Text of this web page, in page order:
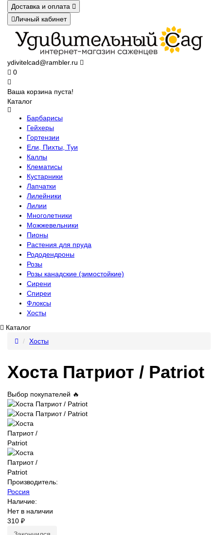
Доставка и оплата
Личный кабинет
ydivitelcad@rambler.ru
0
Ваша корзина пуста!
Каталог
Барбарисы
Гейхеры
Гортензии
Ели, Пихты, Туи
Каллы
Клематисы
Кустарники
Лапчатки
Лилейники
Лилии
Многолетники
Можжевельники
Пионы
Растения для пруда
Рододендроны
Розы
Розы канадские (зимостойкие)
Сирени
Спиреи
Флоксы
Хосты
Каталог
Хосты
Хоста Патриот / Patriot
Выбор покупателей 🔥
Производитель:
Россия
Наличие:
Нет в наличии
310 ₽